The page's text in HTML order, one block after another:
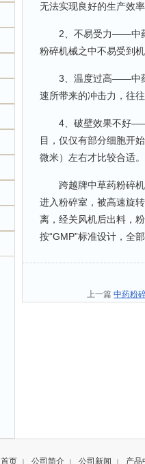
无法实现良好的生产效
2、不易受力——中药
粉碎机械之中不易受到
3、温度过高——中药
速所带来的冲击力，往
4、破壁效果不好——
目，仅仅有部分细胞开
微米）左右才比较合适
跨越牌中草药粉碎机
进入粉碎室，被高速旋
离，经关风机后出料，
按“GMP”标准设计，全
上一篇中药粉
首页 | 公司简介 | 公司新闻 | 产品